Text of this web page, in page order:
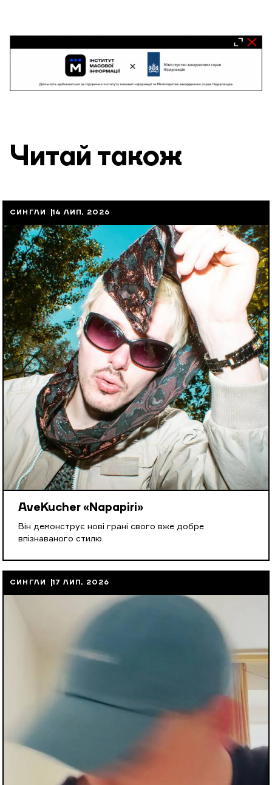
Читай також
СИНГЛИ 14 ЛИП, 2026
AveKucher «Napapiri»
Він демонструє нові грані свого вже добре
впізнаваного стилю.
СИНГЛИ 17 ЛИП, 2026